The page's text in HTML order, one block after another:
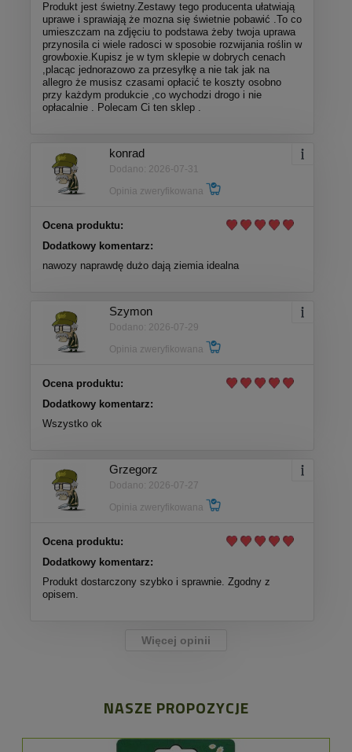
Produkt jest świetny.Zestawy tego producenta ułatwiają
uprawe i sprawiają że mozna się świetnie pobawić .To co
umieszczam na zdjęciu to podstawa żeby twoja uprawa
przynosila ci wiele radosci w sposobie rozwijania roślin w
growboxie.Kupisz je w tym sklepie w dobrych cenach
,placąc jednorazowo za przesyłkę a nie tak jak na
allegro że musisz czasami opłacić te koszty osobno
przy każdym produkcie ,co wychodzi drogo i nie
opłacalnie . Polecam Ci ten sklep .
konrad
Dodano: 2026-07-31
Opinia zweryfikowana
Ocena produktu:
Dodatkowy komentarz:
nawozy naprawdę dużo dają ziemia idealna
Szymon
Dodano: 2026-07-29
Opinia zweryfikowana
Ocena produktu:
Dodatkowy komentarz:
Wszystko ok
Grzegorz
Dodano: 2026-07-27
Opinia zweryfikowana
Ocena produktu:
Dodatkowy komentarz:
Produkt dostarczony szybko i sprawnie. Zgodny z
opisem.
Więcej opinii
NASZE PROPOZYCJE